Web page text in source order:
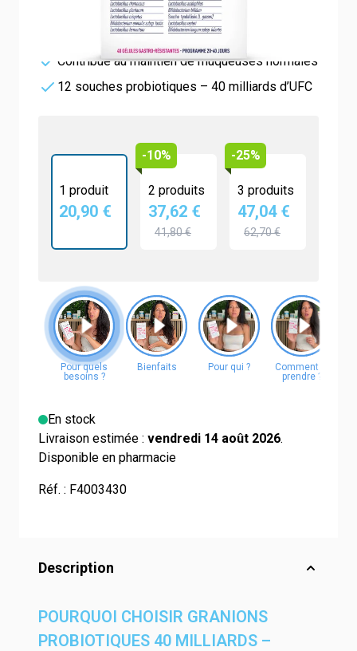
Rééquilibre la flore vaginale
Aide à réduire les inconforts intimes
Contribue au maintien de muqueuses normales
12 souches probiotiques – 40 milliards d’UFC
1 produit
20,90 €
-10%
2 produits
37,62 €
41,80 €
-25%
3 produits
47,04 €
62,70 €
En stock
Livraison estimée : vendredi 14 août 2026.
Disponible en pharmacie
Réf. : F4003430
Description
POURQUOI CHOISIR GRANIONS
PROBIOTIQUES 40 MILLIARDS –